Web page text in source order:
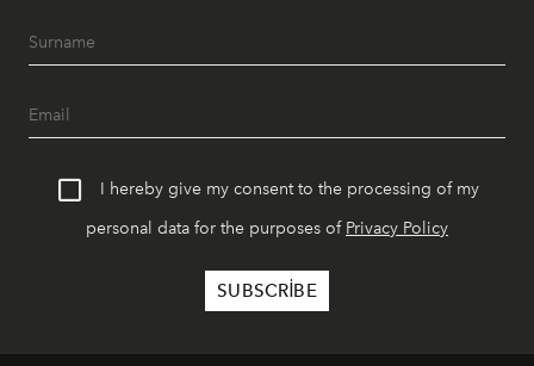
I hereby give my consent to the processing of my
personal data for the purposes of Privacy Policy